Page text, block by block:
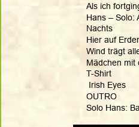
Als ich
Hans – Solo:
Nachts
Hier auf
Wind trägt
Mädchen mit
T-Shirt
Irish Eyes
OUTRO
Solo Hans: